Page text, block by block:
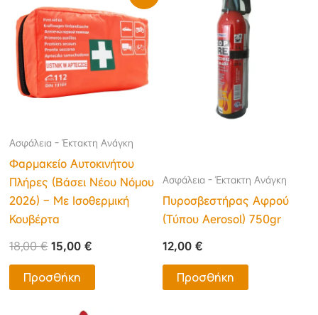
Ασφάλεια - Έκτακτη Ανάγκη
Φαρμακείο Αυτοκινήτου
Πλήρες (Βάσει Νέου Νόμου
2026) – Με Ισοθερμική
Κουβέρτα
18,00€
was:
18,00 €.
15,00€
τιμή
είναι:
15,00 €.
Προσθήκη
Ασφάλεια - Έκτακτη Ανάγκη
Πυροσβεστήρας Αφρού
(Τύπου Aerosol) 750gr
12,00 €
Προσθήκη